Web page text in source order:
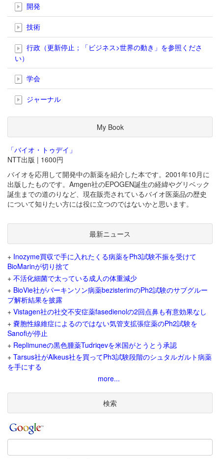
開発
技術
行政（更新停止；「ビジネス>世界の動き」を参照くださ
い）
学会
ジャーナル
My Book
「バイオ・トゥデイ」
NTT出版 | 1600円
バイオを応用して開発中の新薬を紹介した本です。2001年10月に
出版したものです。Amgen社のEPOGEN誕生の経緯やグリベック
誕生までの道のりなど、現在販売されているバイオ医薬品の歴史
について知りたい方には役に立つのではないかと思います。
最新ニュース
+ Inozyme買収で手に入れたくる病薬をPh3試験不振を受けて
BioMarinが切り捨て
+ 不活化細菌で太っている成人の体重減少
+ BioVie社がパーキンソン病薬bezisterimのPh2試験のサブグルー
プ解析結果を披露
+ Vistagen社の社交不安症薬fasedienolの2回点鼻も有意効果なし
+ 嚢胞性線維症によるのではない気管支拡張症薬のPh2試験を
Sanofiが停止
+ Replimuneの黒色腫薬Tudriqevを米国がとうとう承認
+ Tarsus社がAlkeus社を買ってPh3試験段階のシュタルガルト病薬
を手にする
more...
検索